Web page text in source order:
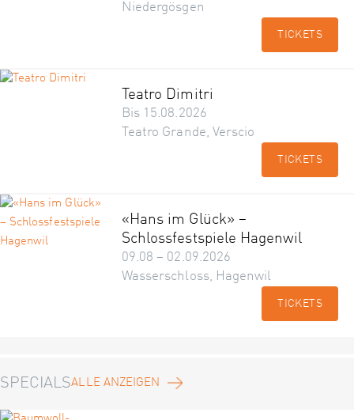
Niedergösgen
TICKETS
Teatro Dimitri
Bis 15.08.2026
Teatro Grande, Verscio
TICKETS
«Hans im Glück» –
Schlossfestspiele Hagenwil
09.08 – 02.09.2026
Wasserschloss, Hagenwil
TICKETS
SPECIALSALLE ANZEIGEN